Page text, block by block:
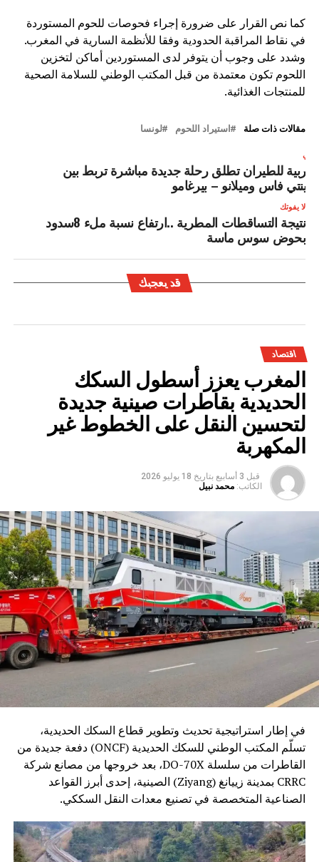
كما نص القرار على ضرورة إجراء فحوصات للحوم المستوردة
في نقاط المراقبة الحدودية وفقا للأنظمة السارية في المغرب.
وشدد على وجوب أن يتوفر لدى المستوردين أماكن لتخزين
اللحوم تكون معتمدة من قبل المكتب الوطني للسلامة الصحية
للمنتجات الغذائية.
مقالات ذات صلة استيراد اللحوم لونسا
للطيران تطلق رحلة جديدة مباشرة تربط بين
فاس وميلانو – بيرغامو
لا يفوتك
نتيجة التساقطات المطرية ..ارتفاع نسبة ملء 8سدود
بحوض سوس ماسة
قد يعجبك
اقتصاد
المغرب يعزز أسطول السكك
الحديدية بقاطرات صينية جديدة
لتحسين النقل على الخطوط غير
المكهربة
قبل 3 أسابيع بتاريخ 18 يوليو 2026
الكاتب: محمد نبيل
في إطار استراتيجية تحديث وتطوير قطاع السكك الحديدية،
تسلّم المكتب الوطني للسكك الحديدية (ONCF) دفعة جديدة من
القاطرات من سلسلة DO-70X، بعد خروجها من مصانع شركة
CRRC بمدينة زييانغ (Ziyang) الصينية، إحدى أبرز القواعد
الصناعية المتخصصة في تصنيع معدات النقل السككي.